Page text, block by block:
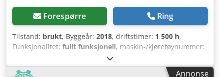
Forespørre Ring
Tilstand: brukt, Byggeår: 2018, driftstimer: 1 500 h,
Funksjonalitet: fullt funksjonell, maskin-/kjøretøynummer:
, Brukt borsenter Optimat BHX 055
Innebygde funksjoner: □ Horisontalt borehode med 4
Annonse